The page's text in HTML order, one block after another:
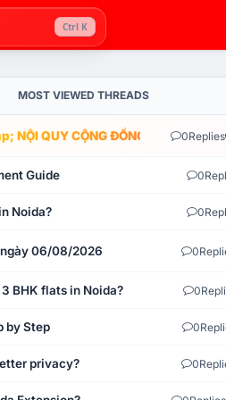
Ctrl K
MOST VIEWED THREADS
NỘI QUY CỘNG ĐỒNG VLIKE.VN:
0Replies
Guide 0
Noida? 0
06/08/2026 0
BHK flats in Noida? 0
by Step 0
privacy? 0